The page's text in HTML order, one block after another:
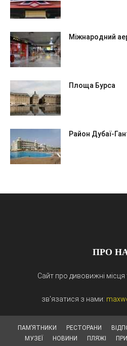
Міжнародний
Площа Бурса
Район Дубаї-
ПРО
Сайт про дивовижні місця
зв'язатися з нами:
ПАМ’ЯТНИКИ РЕСТОРАНИ
МУЗЕЇ
НОВИНИ ПЛЯЖІ